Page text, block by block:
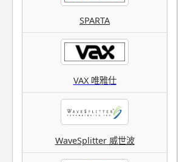
SPARTA
VAX 唯雅仕
WaveSplitter 威世波